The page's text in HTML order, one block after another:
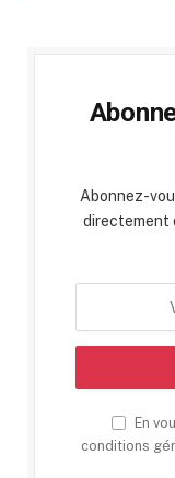
Abonnez-
directement
En
conditions